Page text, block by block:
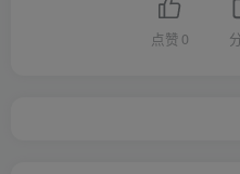
点赞 0